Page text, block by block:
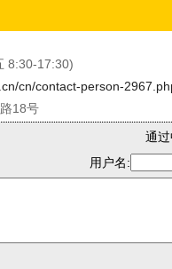
8:30-17:30)
cn/contact-person-
18号
通
用户名: